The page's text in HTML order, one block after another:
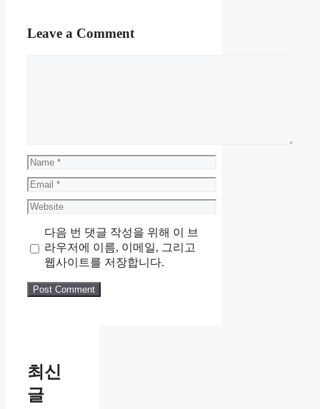
Leave a Comment
Name
Email
Website
다음 번 댓글 작성을 위해 이 브
라우저에 이름, 이메일, 그리고
웹사이트를 저장합니다.
최신
글